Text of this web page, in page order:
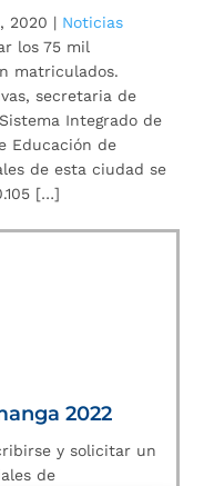
2020 | Noticias
los 75 mil
matriculados.
secretaria de
Integrado de
Educación de
de esta ciudad se
[…]
2022
y solicitar un
de